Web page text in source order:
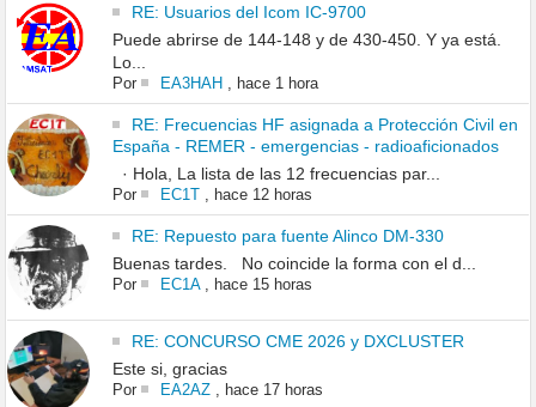
RE: Usuarios del Icom IC-9700
Puede abrirse de 144-148 y de 430-450. Y ya está.
Lo...
Por EA3HAH hace 1 hora
RE: Frecuencias HF asignada a Protección Civil en
España - REMER - emergencias - radioaficionados
· Hola, La lista de las 12 frecuencias par...
Por EC1T, hace 12 horas
RE: Repuesto para fuente Alinco DM-330
Buenas tardes. No coincide la forma con el d...
Por EC1A, hace 15 horas
RE: CONCURSO CME 2026 y DXCLUSTER
Este si, gracias
Por EA2AZ, hace 17 horas